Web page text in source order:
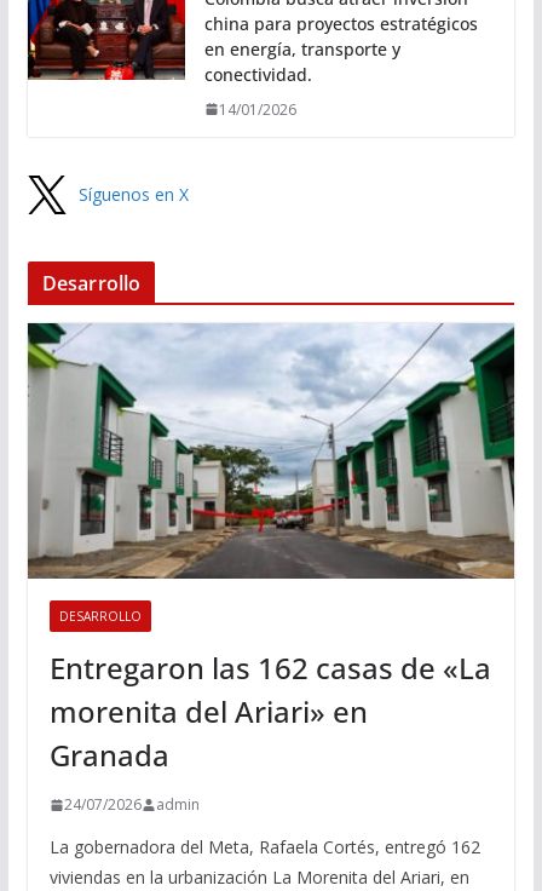
china para proyectos estratégicos
en energía, transporte y
conectividad.
14/01/2026
Síguenos en X
Desarrollo
DESARROLLO
Entregaron las 162 casas de «La
morenita del Ariari» en
Granada
24/07/2026 admin
La gobernadora del Meta, Rafaela Cortés, entregó 162
viviendas en la urbanización La Morenita del Ariari, en